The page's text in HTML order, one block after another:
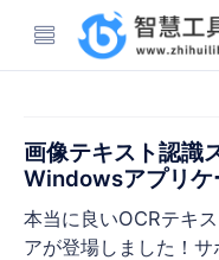
画像テキスト認識
Windowsアプリケ
本当に良いOCRテキ
アが登場しました！サ